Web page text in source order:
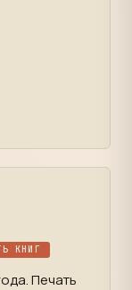
КНИГ
Печать